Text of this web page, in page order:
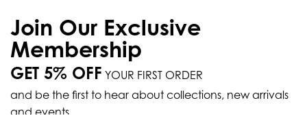
Join Our Exclusive
Membership
GET 5% OFF YOUR FIRST ORDER
and be the first to hear about collections, new arrivals
and events.